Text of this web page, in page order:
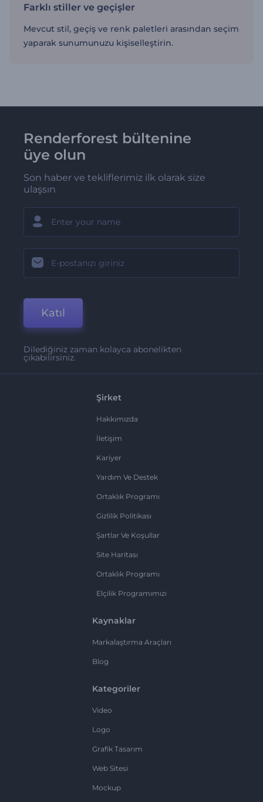
Farklı stiller ve geçişler
Mevcut stil, geçiş ve renk paletleri arasından seçim
yaparak sunumunuzu kişiselleştirin.
Renderforest bültenine
üye olun
Son haber ve tekliflerimiz ilk olarak size
ulaşsın
Katıl
Dilediğiniz zaman kolayca abonelikten
çıkabilirsiniz.
Şirket
Hakkımızda
İletişim
Kariyer
Yardım Ve Destek
Ortaklık Programı
Gizlilik Politikası
Şartlar Ve Koşullar
Site Haritası
Ortaklık Programı
Elçilik Programımızı
Kaynaklar
Markalaştırma Araçları
Blog
Kategoriler
Video
Logo
Grafik Tasarım
Web Sitesi
Mockup